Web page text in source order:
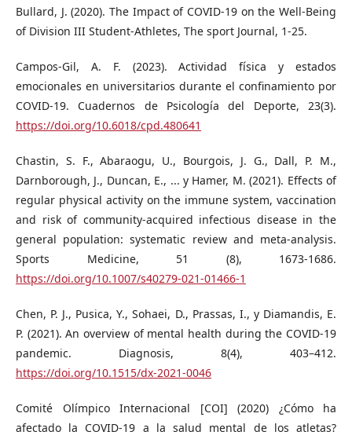
Bullard, J. (2020). The Impact of COVID-19 on the Well-Being
of Division III Student-Athletes, The sport Journal, 1-25.
Campos-Gil, A. F. (2023). Actividad física y estados
emocionales en universitarios durante el confinamiento por
COVID-19. Cuadernos de Psicología del Deporte, 23(3).
https://doi.org/10.6018/cpd.480641
Chastin, S. F., Abaraogu, U., Bourgois, J. G., Dall, P. M.,
Darnborough, J., Duncan, E., ... y Hamer, M. (2021). Effects of
regular physical activity on the immune system, vaccination
and risk of community-acquired infectious disease in the
general population: systematic review and meta-analysis.
Sports Medicine, 51 (8), 1673-1686.
https://doi.org/10.1007/s40279-021-01466-1
Chen, P. J., Pusica, Y., Sohaei, D., Prassas, I., y Diamandis, E.
P. (2021). An overview of mental health during the COVID-19
pandemic. Diagnosis, 8(4), 403–412.
https://doi.org/10.1515/dx-2021-0046
Comité Olímpico Internacional [COI] (2020) ¿Cómo ha
afectado la COVID-19 a la salud mental de los atletas?